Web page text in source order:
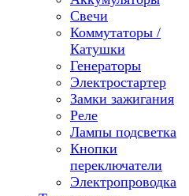
Свечи
Коммутаторы /
Катушки
Генераторы
Электростартер
Замки зажигания
Реле
Лампы подсветка
Кнопки
переключатели
Электропроводка